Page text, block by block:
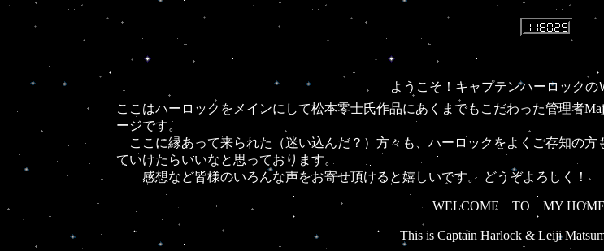
ようこそ！キャプテンハーロックの
ここはハーロックをメインにして松本零士氏作品にあくまでもこだわった管理者
ージです。
ここに縁あって来られた（迷い込んだ？）方々も、ハーロックをよくご存知の
ていけたらいいなと思っております。
感想など皆様のいろんな声をお寄せ頂けると嬉しいです。 どうぞよろしく！
WELCOME TO MY
This is Captain Harlock & Leiji